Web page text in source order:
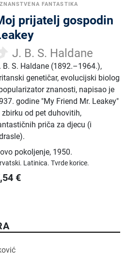
ZNANSTVENA FANTASTIKA
prijatelj gospodin
J. B. S. Haldane
B. S. Haldane (1892.–1964.),
genetičar, evolucijski biolog
znanosti, napisao je
godine "My Friend Mr. Leakey"
zbirku od pet duhovitih,
priča za djecu (i
pokoljenje, 1950.
Latinica.Tvrde korice.
€